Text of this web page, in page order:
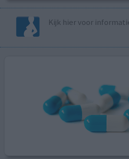
Kijk hier voor